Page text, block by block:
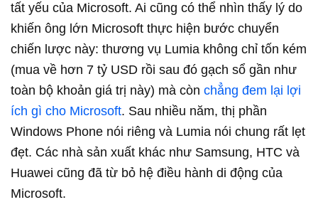
tất yếu của Microsoft. Ai cũng có thể nhìn thấy lý do
khiến ông lớn Microsoft thực hiện bước chuyển
chiến lược này: thương vụ Lumia không chỉ tốn kém
(mua về hơn 7 tỷ USD rồi sau đó gạch sổ gần như
toàn bộ khoản giá trị này) mà còn chẳng đem lại lợi
ích gì cho Microsoft. Sau nhiều năm, thị phần
Windows Phone nói riêng và Lumia nói chung rất lẹt
đẹt. Các nhà sản xuất khác như Samsung, HTC và
Huawei cũng đã từ bỏ hệ điều hành di động của
Microsoft.